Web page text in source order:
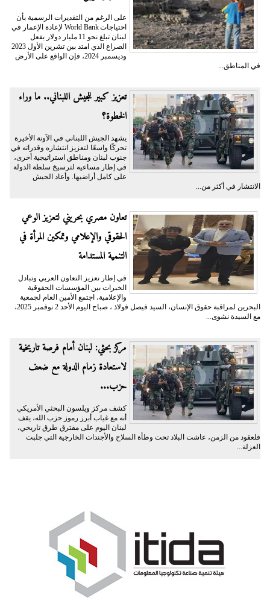
على الرغم من التقديرات الرسمية بأن
احتياجات World Bank لإعادة الإعمار في
لبنان تبلغ نحو 11 مليار دولار بفعل
الصراع الذي امتد بين تشرين الأول 2023
وديسمبر 2024، فإن الواقع على الأرض
في المناطق...
تعزيز كبير للجيش اللبناني.. ما وراء
الخطوة؟
يشهد الجيش اللبناني في الآونة الأخيرة
تحركًا واسعًا لتعزيز انتشاره وقدراته في
جنوب لبنان ومناطق استراتيجية أخرى،
في إطار مساعيه لترسيخ سلطة الدولة
على كامل أراضيها. وأعاد الجيش
الانتشار في أكثر من...
تعاون مصري بحريني لتعزيز الوعي
الحقوقي والإعلامي وتمكين المرأة في
التنمية المستدامة
في إطار تعزيز التعاون العربي وتبادل
الخبرات بين المؤسسات الحقوقية
والإعلامية، اجتمع الأمين العام لجمعية
البحرين لمراقبة حقوق الإنسان، السيد فيصل فولاذ ، صباح اليوم الأحد 2 نوفمبر 2025،
مع السيدة نشوى...
مركز بحثي: لبنان أمام فرصة تاريخية
لاستعادة زمام الدولة مع ضعف
حزب...
كشف مركز ويلسون البحثي الأمريكي
أنه مع غياب أبرز رموز حزب الله، يقف
لبنان اليوم على مفترق طرق تاريخي،
فلعقود من الزمن، عاشت البلاد تحت وطأة السلاح والأجندات الخارجية التي جلبت
العزلة...